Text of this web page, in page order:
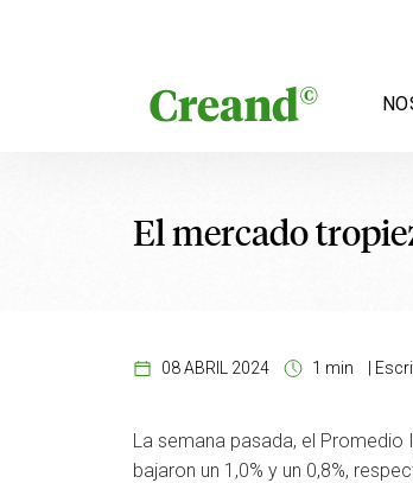
El mercado
08 ABRIL 2024 1 min
La semana pasada, el Promedio
bajaron un 1,0% y un 0,8%,